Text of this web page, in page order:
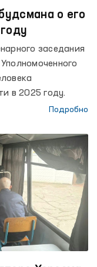
о его
заседания
в 2025 году.
Подробно